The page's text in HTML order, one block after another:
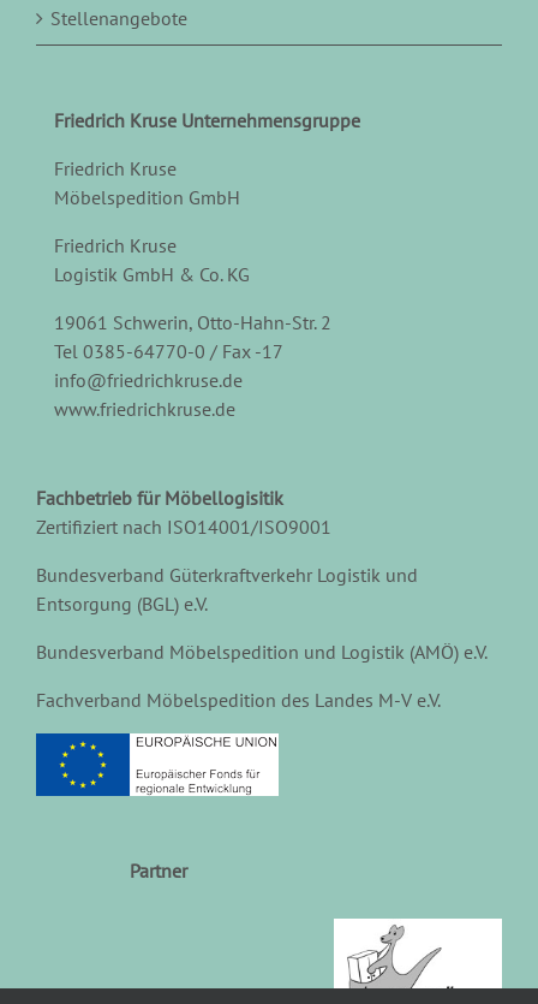
Stellenangebote
Friedrich Kruse Unternehmensgruppe
Friedrich Kruse
Möbelspedition GmbH
Friedrich Kruse
Logistik GmbH & Co. KG
19061 Schwerin, Otto-Hahn-Str. 2
Tel 0385-64770-0 / Fax -17
info@friedrichkruse.de
www.friedrichkruse.de
Fachbetrieb für Möbellogisitik
Zertifiziert nach ISO14001/ISO9001
Bundesverband Güterkraftverkehr Logistik und
Entsorgung (BGL) e.V.
Bundesverband Möbelspedition und Logistik (AMÖ) e.V.
Fachverband Möbelspedition des Landes M-V e.V.
Partner